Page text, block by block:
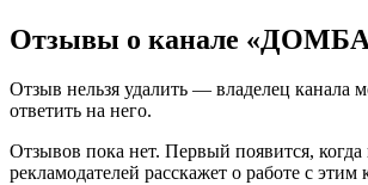
Отзывы о канале «
Отзыв нельзя удалить — владелец канала
ответить на него.
Отзывов пока нет. Первый появится, когда
рекламодателей расскажет о работе с этим